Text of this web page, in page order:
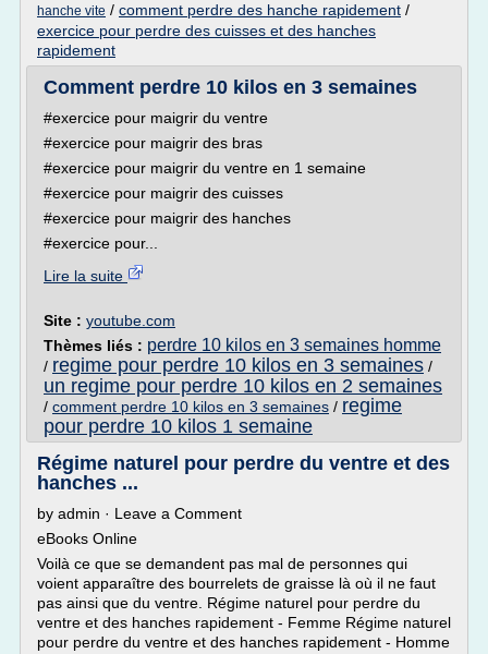
hanche vite / comment perdre des hanche rapidement /
exercice pour perdre des cuisses et des hanches
rapidement
Comment perdre 10 kilos en 3 semaines
#exercice pour maigrir du ventre
#exercice pour maigrir des bras
#exercice pour maigrir du ventre en 1 semaine
#exercice pour maigrir des cuisses
#exercice pour maigrir des hanches
#exercice pour...
Lire la suite
Site : youtube.com
Thèmes liés : perdre 10 kilos en 3 semaines homme
/ regime pour perdre 10 kilos en 3 semaines /
un regime pour perdre 10 kilos en 2 semaines
/ comment perdre 10 kilos en 3 semaines / regime
pour perdre 10 kilos 1 semaine
Régime naturel pour perdre du ventre et des
hanches ...
by admin · Leave a Comment
eBooks Online
Voilà ce que se demandent pas mal de personnes qui
voient apparaître des bourrelets de graisse là où il ne faut
pas ainsi que du ventre. Régime naturel pour perdre du
ventre et des hanches rapidement - Femme Régime naturel
pour perdre du ventre et des hanches rapidement - Homme